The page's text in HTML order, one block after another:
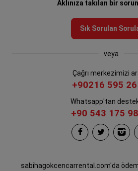
Aklınıza takılan bir
Sık Sorulan
veya
Çağrı merkezimizi
+90216 595
Whatsapp'tan destek
+90 543 175
sabihagokcencarrental.com'da